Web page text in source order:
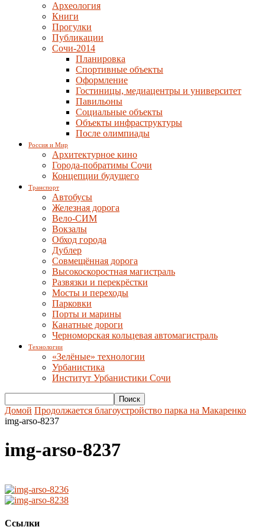
Археология
Книги
Прогулки
Публикации
Сочи-2014
Планировка
Спортивные объекты
Оформление
Гостиницы, медиацентры и университет
Павильоны
Социальные объекты
Объекты инфраструктуры
После олимпиады
Россия и Мир
Архитектурное кино
Города-побратимы Сочи
Концепции будущего
Транспорт
Автобусы
Железная дорога
Вело-СИМ
Вокзалы
Обход города
Дублер
Совмещённая дорога
Высокоскоростная магистраль
Развязки и перекрёстки
Мосты и переходы
Парковки
Порты и марины
Канатные дороги
Черноморская кольцевая автомагистраль
Технологии
«Зелёные» технологии
Урбанистика
Институт Урбанистики Сочи
Домой Продолжается благоустройство парка на Макаренко
img-arso-8237
img-arso-8237
Ссылки